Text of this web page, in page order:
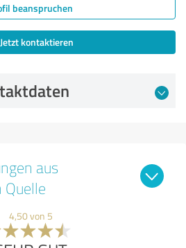
beanspruchen
kontaktieren
aus
Quelle
4,50 von 5